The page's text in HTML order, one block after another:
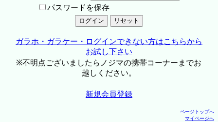
パスワードを保存
ガラホ・ガラケー・ログインできない方はこちらから
お試し下さい
※不明点ございましたらノジマの携帯コーナーまでお
越しください。
新規会員登録
ページトップへ
マイページへ